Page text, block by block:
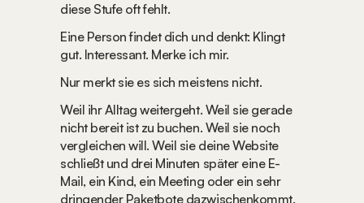
diese Stufe oft fehlt.
Eine Person findet dich und denkt: Klingt
gut. Interessant. Merke ich mir.
Nur merkt sie es sich meistens nicht.
Weil ihr Alltag weitergeht. Weil sie gerade
nicht bereit ist zu buchen. Weil sie noch
vergleichen will. Weil sie deine Website
schließt und drei Minuten später eine E-
Mail, ein Kind, ein Meeting oder ein sehr
dringender Paketbote dazwischenkommt.